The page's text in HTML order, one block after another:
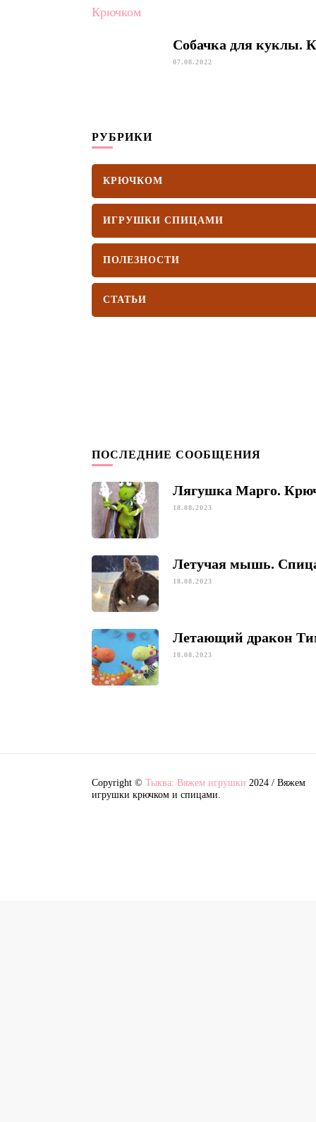
Собачка для куклы.
07.08.2022
РУБРИКИ
КРЮЧКОМ
ИГРУШКИ СПИЦАМИ
ПОЛЕЗНОСТИ
СТАТЬИ
ПОСЛЕДНИЕ СООБЩЕНИЯ
Лягушка Марго.
18.08.2023
Летучая мышь.
18.08.2023
Летающий дракон
18.08.2023
Copyright © Тыква: Вяжем игрушки 2024 / Вяжем
игрушки крючком и спицами.